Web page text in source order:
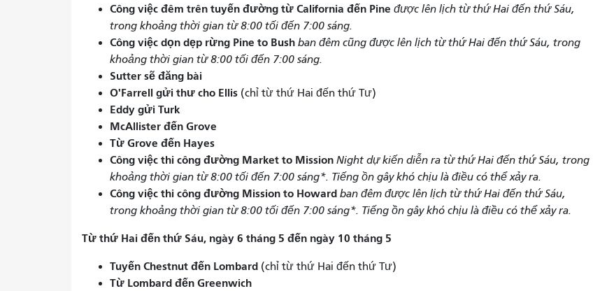
Công việc đêm trên tuyến đường từ California đến Pine được lên lịch từ thứ Hai đến thứ Sáu,
trong khoảng thời gian từ 8:00 tối đến 7:00 sáng.
Công việc dọn dẹp rừng Pine to Bush ban đêm cũng được lên lịch từ thứ Hai đến thứ Sáu, trong
khoảng thời gian từ 8:00 tối đến 7:00 sáng.
Sutter sẽ đăng bài
O'Farrell gửi thư cho Ellis (chỉ từ thứ Hai đến thứ Tư)
Eddy gửi Turk
McAllister đến Grove
Từ Grove đến Hayes
Công việc thi công đường Market to Mission Night dự kiến ​​diễn ra từ thứ Hai đến thứ Sáu, trong
khoảng thời gian từ 8:00 tối đến 7:00 sáng*. Tiếng ồn gây khó chịu là điều có thể xảy ra.
Công việc thi công đường Mission to Howard ban đêm được lên lịch từ thứ Hai đến thứ Sáu,
trong khoảng thời gian từ 8:00 tối đến 7:00 sáng*. Tiếng ồn gây khó chịu là điều có thể xảy ra.
Từ thứ Hai đến thứ Sáu, ngày 6 tháng 5 đến ngày 10 tháng 5
Tuyến Chestnut đến Lombard (chỉ từ thứ Hai đến thứ Tư)
Từ Lombard đến Greenwich